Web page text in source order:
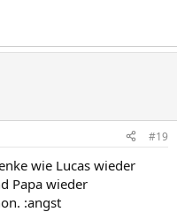
#19
wie Lucas wieder
Papa wieder
:angst